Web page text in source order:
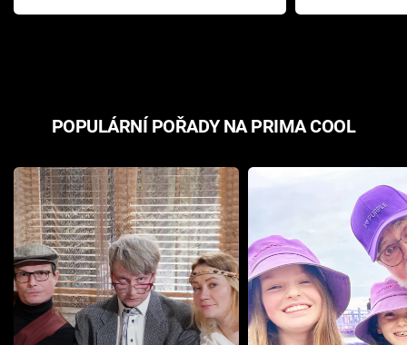
Pottera přišla s ráznou
přichází s
POPULÁRNÍ POŘADY NA PRIMA COOL